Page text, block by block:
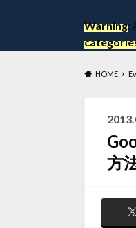
Warning:
HOME
方